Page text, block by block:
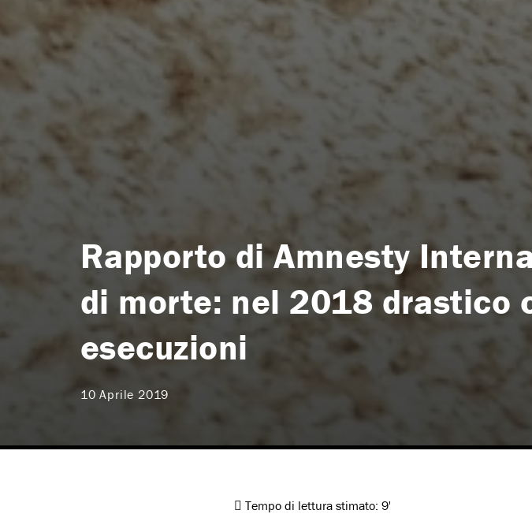
Rapporto di Amnesty
di morte: nel 2018 drastico
esecuzioni
10 Aprile 2019
Tempo di lettura stimato: 9'